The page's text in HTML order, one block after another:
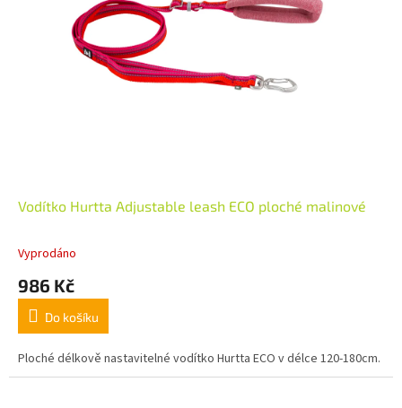
Vodítko Hurtta Adjustable leash ECO ploché malinové
Vyprodáno
986 Kč
Do košíku
Ploché délkově nastavitelné vodítko Hurtta ECO v délce 120-180cm.